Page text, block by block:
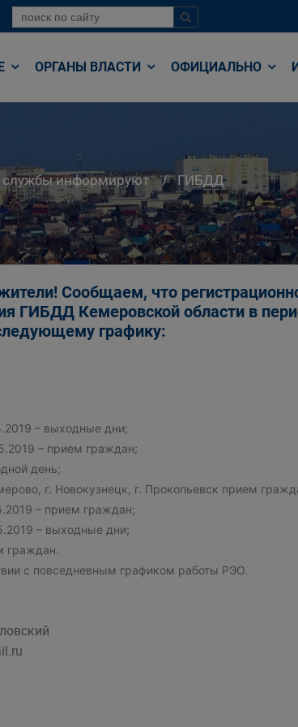
ОРГАНЫ ВЛАСТИ ОФИЦИАЛЬНО
службы информируют ГИБДД
Сообщаем, что
ГИБДД Кемеровской области в
графику:
– выходные дни;
– прием граждан;
день;
г. Новокузнецк, г. Прокопьевск прием
– прием граждан;
– выходные дни;
граждан.
с повседневным графиком работы РЭО.